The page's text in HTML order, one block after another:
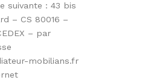
suivante : 43 bis
– CS 80016 –
– par
mobilians.fr